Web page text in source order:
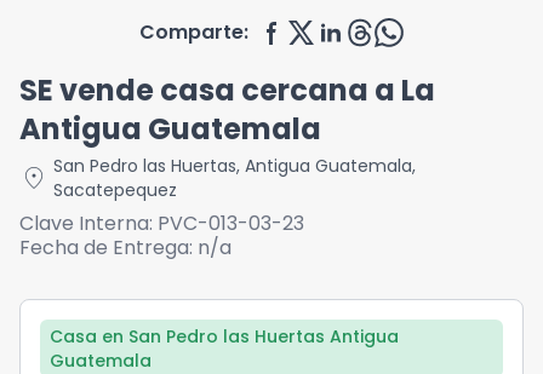
Comparte:
SE vende casa cercana a La
Antigua Guatemala
location_on San Pedro las Huertas, Antigua Guatemala,
Sacatepequez
Clave Interna: PVC-013-03-23
Fecha de Entrega: n/a
Casa en San Pedro las Huertas Antigua
Guatemala